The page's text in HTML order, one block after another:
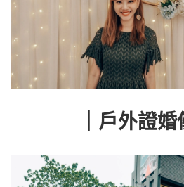
｜戶外證婚